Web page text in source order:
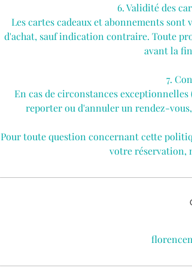
6. Validité des
Les cartes cadeaux et abonnements sont
d'achat, sauf indication contraire. Toute
avant la
7.
En cas de circonstances
reporter ou d'annuler un rendez-
Pour toute question concernant cette
votre réservation,